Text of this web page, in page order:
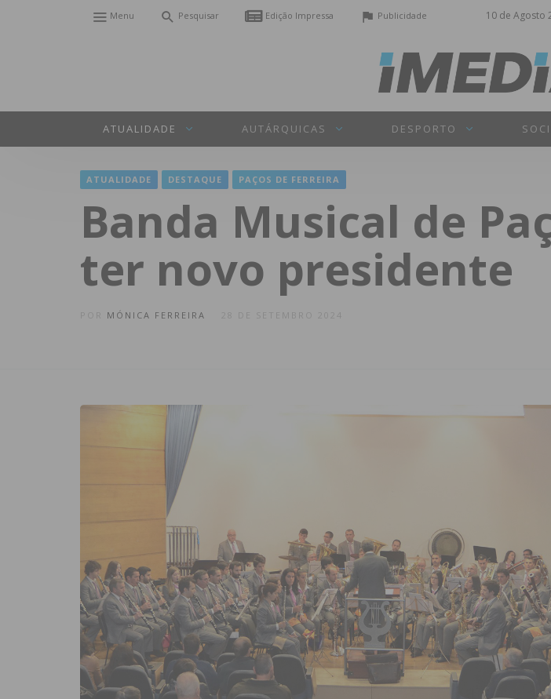
10 de Agosto
Menu Pesquisar Edição Impressa Publicidade
ATUALIDADE AUTÁRQUICAS DESPORTO
ATUALIDADE DESTAQUE PAÇOS DE FERREIRA
Banda Musical de
ter novo presidente
MÓNICA FERREIRA 28 DE SETEMBRO 2024